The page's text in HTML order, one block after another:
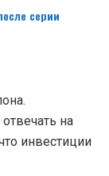
серии
на
инвестиции